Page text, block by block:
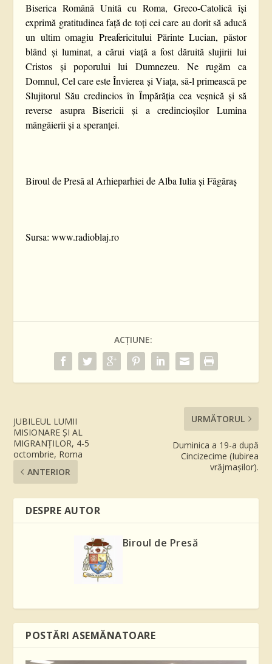
Biserica Română Unită cu Roma, Greco-Catolică își
exprimă gratitudinea față de toți cei care au dorit să aducă
un ultim omagiu Preafericitului Părinte Lucian, păstor
blând și luminat, a cărui viață a fost dăruită slujirii lui
Cristos și poporului lui Dumnezeu. Ne rugăm ca
Domnul, Cel care este Învierea și Viața, să-l primească pe
Slujitorul Său credincios în Împărăția cea veșnică și să
reverse asupra Bisericii și a credincioșilor Lumina
mângâierii și a speranței.
Biroul de Presă al Arhieparhiei de Alba Iulia și Făgăraș
Sursa: www.radioblaj.ro
ACȚIUNE:
JUBILEUL LUMII
MISIONARE ȘI AL
MIGRANȚILOR, 4-5
octombrie, Roma
ANTERIOR
URMĂTORUL
Duminica a 19-a după
Cincizecime (Iubirea
vrăjmașilor).
DESPRE AUTOR
Biroul de Presă
POSTĂRI ASEMĂNATOARE